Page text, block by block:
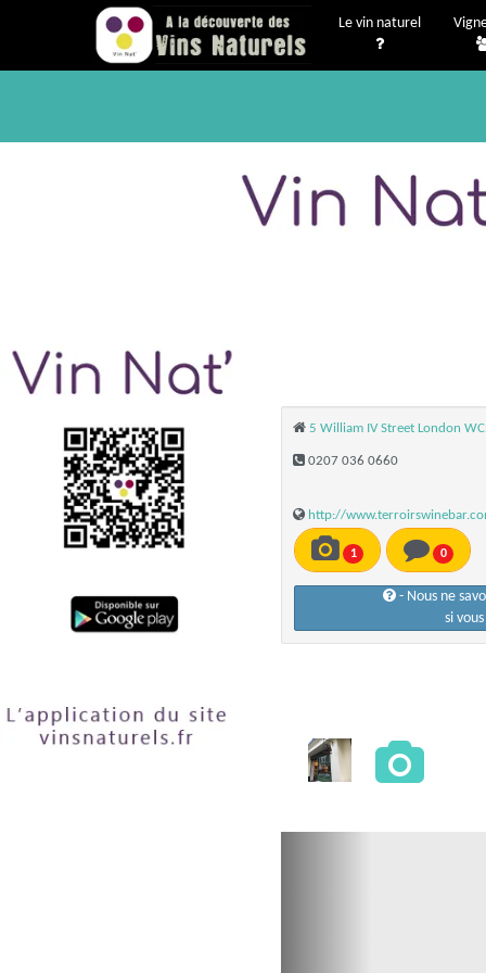
Le vin naturel
5 William IV Street London
0207 036 0660
http://
1 0
- Nous ne
si